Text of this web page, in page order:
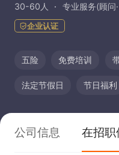
30-60人 专业服务(顾问
企业认证
五险 免费培训
法定节假日 节日福利
公司信息 在招职